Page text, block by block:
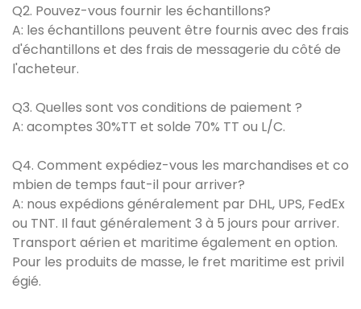
Q2. Pouvez-vous fournir les échantillons?
A: les échantillons peuvent être fournis avec des frais
d'échantillons et des frais de messagerie du côté de
l'acheteur.
Q3. Quelles sont vos conditions de paiement ?
A: acomptes 30%TT et solde 70% TT ou L/C.
Q4. Comment expédiez-vous les marchandises et co
mbien de temps faut-il pour arriver?
A: nous expédions généralement par DHL, UPS, FedEx
ou TNT. Il faut généralement 3 à 5 jours pour arriver.
Transport aérien et maritime également en option.
Pour les produits de masse, le fret maritime est privil
égié.